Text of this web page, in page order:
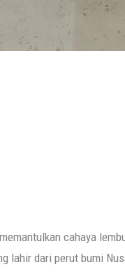
cahaya
lahir dari perut bumi